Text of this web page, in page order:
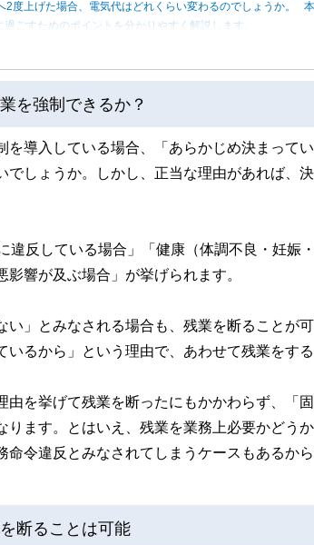
2度上げた場合、電気代はどれくらい変わるのでしょうか。
過ごすためのポイントを分かりやすく解説します。
を強制できるか？
を導入している場合、「あらかじめ決まって
でしょうか。しかし、正当な理由があれば、
違反している場合」「健康（体調不良・妊娠
響が及ぶ場合」が挙げられます。
い」とみなされる場合も、残業を断ることが
るから」という理由で、あわせて残業をす
由を挙げて残業を断ったにもかかわらず、「
ります。とはいえ、残業を業務上必要かどう
令違反とみなされてしまうケースもあるから
断ることは可能